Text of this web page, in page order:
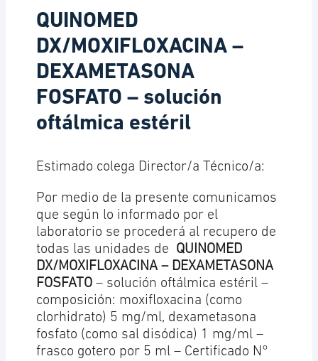
QUINOMED
DX/MOXIFLOXACINA –
DEXAMETASONA
FOSFATO – solución
oftálmica estéril
Estimado colega Director/a Técnico/a:
Por medio de la presente comunicamos
que según lo informado por el
laboratorio se procederá al recupero de
todas las unidades de QUINOMED
DX/MOXIFLOXACINA – DEXAMETASONA
FOSFATO – solución oftálmica estéril –
composición: moxifloxacina (como
clorhidrato) 5 mg/ml, dexametasona
fosfato (como sal disódica) 1 mg/ml –
frasco gotero por 5 ml – Certificado N°